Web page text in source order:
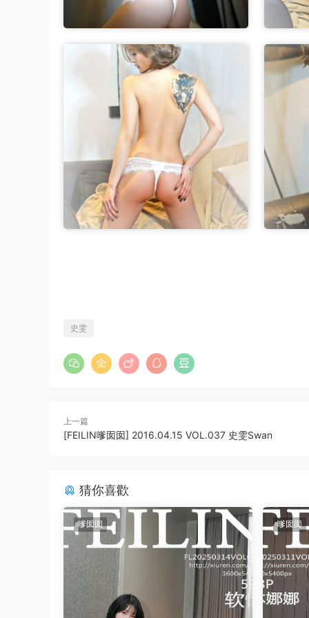
史雯
上一篇
[FEILIN嗲囡囡] 2016.04.15 VOL.037 史雯Swan
猜你喜歡
嗲囡囡 嗲囡囡